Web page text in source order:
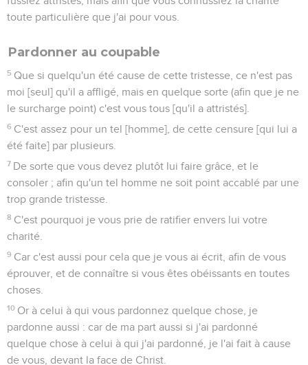
toute particulière que j'ai pour vous.
Pardonner au coupable
5 Que si quelqu'un été cause de cette tristesse, ce n'est pas
moi [seul] qu'il a affligé, mais en quelque sorte (afin que je ne
le surcharge point) c'est vous tous [qu'il a attristés].
6 C'est assez pour un tel [homme], de cette censure [qui lui a
été faite] par plusieurs.
7 De sorte que vous devez plutôt lui faire grâce, et le
consoler ; afin qu'un tel homme ne soit point accablé par une
trop grande tristesse.
8 C'est pourquoi je vous prie de ratifier envers lui votre
charité.
9 Car c'est aussi pour cela que je vous ai écrit, afin de vous
éprouver, et de connaître si vous êtes obéissants en toutes
choses.
10 Or à celui à qui vous pardonnez quelque chose, je
pardonne aussi : car de ma part aussi si j'ai pardonné
quelque chose à celui à qui j'ai pardonné, je l'ai fait à cause
de vous, devant la face de Christ.